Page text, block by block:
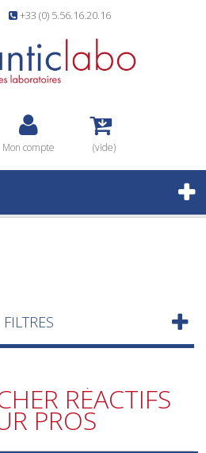
+33 (0) 5.56.16.20.16
Mon compte (vide)
FILTRES
RÉACTIFS
PROS